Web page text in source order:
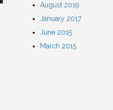
August 2019
January 2017
June 2015
March 2015